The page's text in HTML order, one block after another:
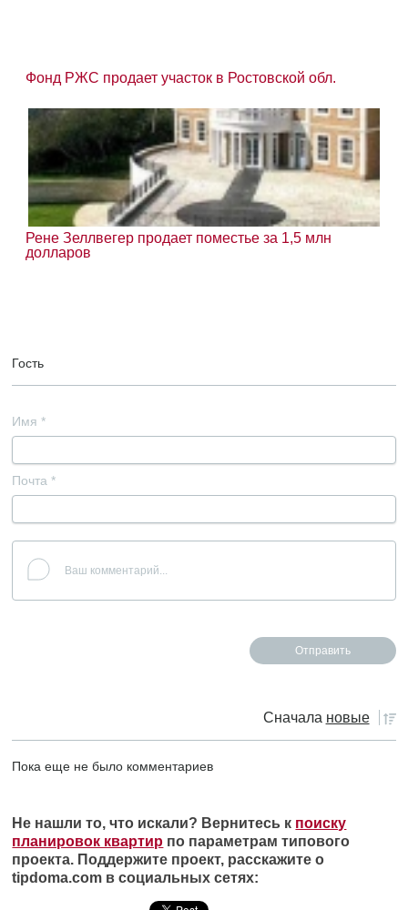
Фонд РЖС продает участок в Ростовской обл.
Рене Зеллвегер продает поместье за 1,5 млн
долларов
Гость
Имя *
Почта *
Сначала новые
Пока еще не было комментариев
Не нашли то, что искали? Вернитесь к поиску
планировок квартир по параметрам типового
проекта. Поддержите проект, расскажите о
tipdoma.com в социальных сетях: